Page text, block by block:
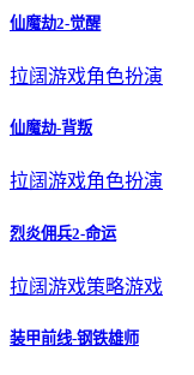
仙魔劫2-觉醒
拉阔游戏角色扮演
仙魔劫-背叛
拉阔游戏角色扮演
烈炎佣兵2-命运
拉阔游戏策略游戏
装甲前线-钢铁雄师